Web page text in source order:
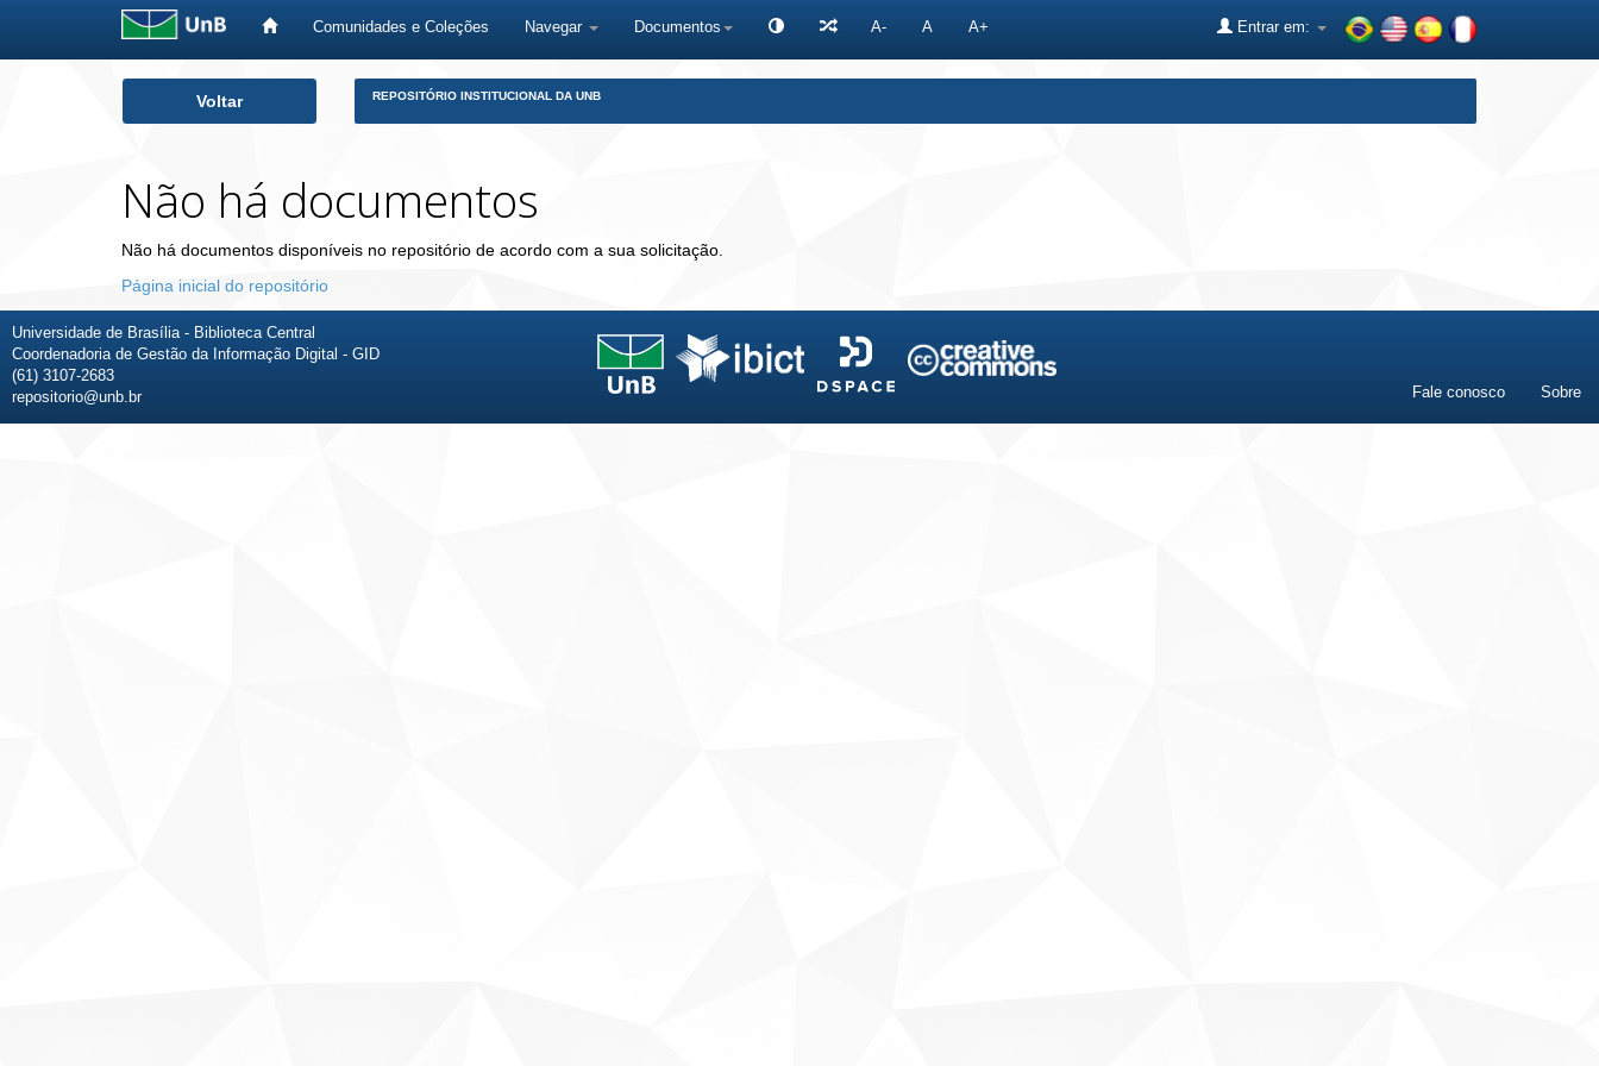
Comunidades e Coleções Navegar Documentos A- A A+ Entrar em:
Voltar REPOSITÓRIO INSTITUCIONAL DA UNB
Não há documentos
Não há documentos disponíveis no repositório de acordo com a sua solicitação.
Página inicial do repositório
Universidade de Brasília - Biblioteca Central
Coordenadoria de Gestão da Informação Digital - GID
(61) 3107-2683
repositorio@unb.br
Fale conosco Sobre